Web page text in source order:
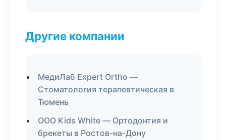
Другие компании
МедиЛаб Expert Ortho —
Стоматология терапевтическая в
Тюмень
ООО Kids White — Ортодонтия и
брекеты в Ростов-на-Дону